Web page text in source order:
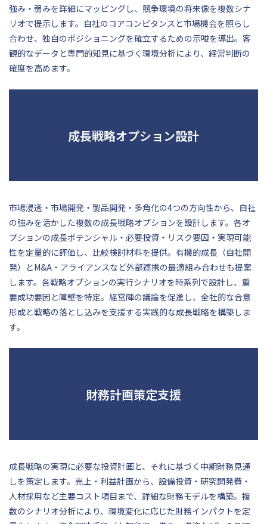
強み・弱みを詳細にマッピングし、競争環境の将来像を複数シナ
リオで提示します。自社のコアコンピタンスと市場機会を照らし
合わせ、独自のポジショニングを確立するための示唆を導出。客
観的なデータと専門的知見に基づく環境分析により、経営判断の
確度を高めます。
成長戦略オプション設計
市場浸透・市場開発・製品開発・多角化の4つの方向性から、自社
の強みを活かした複数の成長戦略オプションを設計します。各オ
プションの成長ポテンシャル・必要投資・リスク要因・実現可能
性を定量的に評価し、比較検討材料を提供。有機的成長（自社開
発）とM&A・アライアンスなど外部連携の最適組み合わせも提案
します。各戦略オプションの実行シナリオを時系列で設計し、重
要成功要因と障壁を特定。経営陣の議論を促進し、全社的な合意
形成と戦略の落とし込みを支援する実践的な成長戦略を構築しま
す。
財務計画策定支援
成長戦略の実現に必要な投資計画と、それに基づく中期財務見通
しを策定します。売上・利益計画から、設備投資・研究開発費・
人材採用など主要コスト項目まで、詳細な財務モデルを構築。複
数のシナリオ分析により、環境変化に応じた財務インパクトを定